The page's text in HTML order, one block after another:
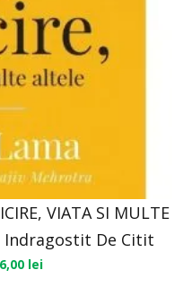
VIATA SI MULTE
Indragostit De Citit
lei